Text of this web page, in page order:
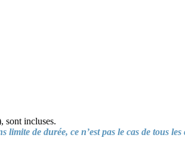
sont incluses.
limite de durée, ce n’est pas le cas de tous les